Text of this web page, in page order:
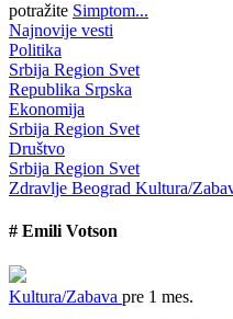
potražite Simptom...
Najnovije vesti
Politika
Srbija Region Svet
Republika Srpska
Ekonomija
Srbija Region Svet
Društvo
Srbija Region Svet
Zdravlje Beograd Kultura/
# Emili Votson
Kultura/Zabava pre 1 mes.